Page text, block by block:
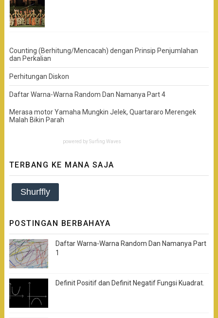
Counting (Berhitung/Mencacah) dengan Prinsip Penjumlahan
dan Perkalian
Perhitungan Diskon
Daftar Warna-Warna Random Dan Namanya Part 4
Merasa motor Yamaha Mungkin Jelek, Quartararo Merengek
Malah Bikin Parah
powered by Surfing Waves
TERBANG KE MANA SAJA
Shurffly
POSTINGAN BERBAHAYA
Daftar Warna-Warna Random Dan Namanya Part
1
Definit Positif dan Definit Negatif Fungsi Kuadrat.